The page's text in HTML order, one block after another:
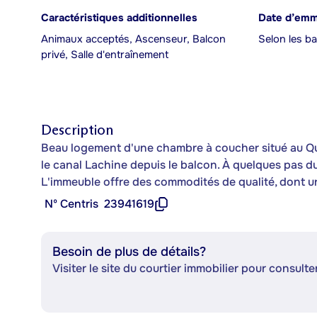
Caractéristiques additionnelles
Animaux acceptés, Ascenseur, Balcon
privé, Salle d'entraînement
Date
Selon les
Description
Beau logement d'une chambre à coucher situé au
le canal Lachine depuis le balcon. À quelques pas
L'immeuble offre des commodités de qualité, dont
Nº Centris 23941619
Besoin de plus de détails?
Visiter le site du courtier immobilier pour